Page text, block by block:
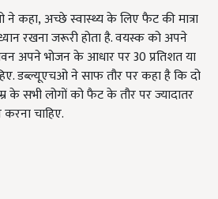
ने कहा,अच्छे स्वास्थ्य के लिए फैट की मात्रा
रखना जरूरी होता है. वयस्क को अपने
अपने भोजन के आधार पर30प्रतिशत या
डब्ल्यूएचओ ने साफ तौर पर कहा है कि दो
सभी लोगों को फैट के तौर पर ज्यादातर
चाहिए.